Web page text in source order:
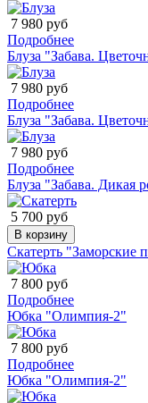
7 980 руб
Подробнее
Блуза "Забава.
7 980 руб
Подробнее
Блуза "Забава.
7 980 руб
Подробнее
Блуза "Забава. Дикая
5 700 руб
В корзину
Скатерть "Заморские
7 800 руб
Подробнее
Юбка "Олимпия-2"
7 800 руб
Подробнее
Юбка "Олимпия-2"